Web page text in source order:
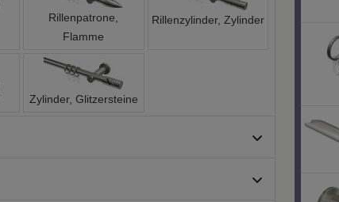
Rillenpatrone,
Flamme
Rillenzylinder, Zylinder
Zylinder, Glitzersteine